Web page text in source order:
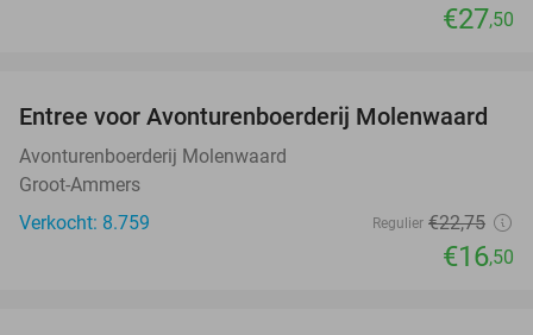
€27,50
27%
Entree voor Avonturenboerderij Molenwaard
Avonturenboerderij Molenwaard
Groot-Ammers
Verkocht: 8.759
Regulier €22,75
€16,50